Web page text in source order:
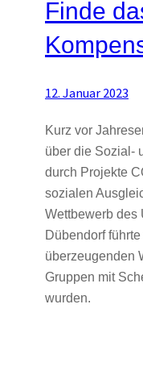
Finde
12. Januar 2023
Kurz vor
über die Sozial-
durch Projekte
sozialen
Wettbewerb des
Dübendorf
überzeugenden
Gruppen mit
wurden.